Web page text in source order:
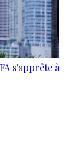
s'apprête à